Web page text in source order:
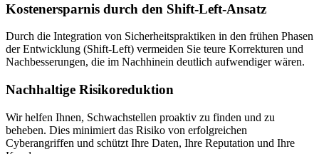
Kostenersparnis durch den Shift-Left-Ansatz
Durch die Integration von Sicherheitspraktiken in den frühen Phasen
der Entwicklung (Shift-Left) vermeiden Sie teure Korrekturen und
Nachbesserungen, die im Nachhinein deutlich aufwendiger wären.
Nachhaltige Risikoreduktion
Wir helfen Ihnen, Schwachstellen proaktiv zu finden und zu
beheben. Dies minimiert das Risiko von erfolgreichen
Cyberangriffen und schützt Ihre Daten, Ihre Reputation und Ihre